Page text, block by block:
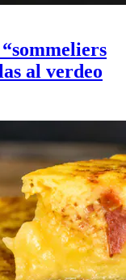
al verdeo